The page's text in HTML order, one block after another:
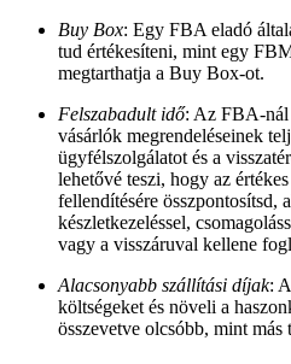
Buy Box: Egy FBA eladó
tud értékesíteni, mint egy
megtarthatja a Buy Box-ot.
Felszabadult idő: Az FBA-nál
vásárlók megrendeléseinek
ügyfélszolgálatot és a
lehetővé teszi, hogy az
fellendítésére összpontosítsd,
készletkezeléssel,
vagy a visszáruval kellene
Alacsonyabb szállítási díjak:
költségeket és növeli a
összevetve olcsóbb, mint más